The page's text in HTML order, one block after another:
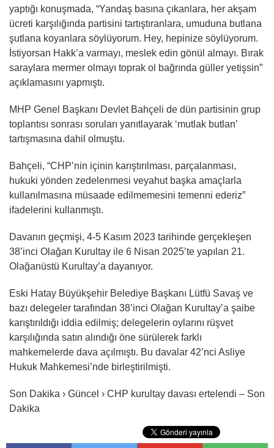
yaptığı konuşmada, “Yandaş basına çıkanlara, her akşam
ücreti karşılığında partisini tartıştıranlara, umuduna butlana
şutlana koyanlara söylüyorum. Hey, hepinize söylüyorum.
İstiyorsan Hakk’a varmayı, meslek edin gönül almayı. Bırak
saraylara mermer olmayı toprak ol bağrında güller yetişsin”
açıklamasını yapmıştı.
MHP Genel Başkanı Devlet Bahçeli de dün partisinin grup
toplantısı sonrası soruları yanıtlayarak ‘mutlak butlan’
tartışmasına dahil olmuştu.
Bahçeli, “CHP’nin içinin karıştırılması, parçalanması,
hukuki yönden zedelenmesi veyahut başka amaçlarla
kullanılmasına müsaade edilmemesini temenni ederiz”
ifadelerini kullanmıştı.
Davanın geçmişi, 4-5 Kasım 2023 tarihinde gerçekleşen
38’inci Olağan Kurultay ile 6 Nisan 2025’te yapılan 21.
Olağanüstü Kurultay’a dayanıyor.
Eski Hatay Büyükşehir Belediye Başkanı Lütfü Savaş ve
bazı delegeler tarafından 38’inci Olağan Kurultay’a şaibe
karıştırıldığı iddia edilmiş; delegelerin oylarını rüşvet
karşılığında satın alındığı öne sürülerek farklı
mahkemelerde dava açılmıştı. Bu davalar 42’nci Asliye
Hukuk Mahkemesi’nde birleştirilmişti.
Son Dakika › Güncel › CHP kurultay davası ertelendi – Son
Dakika